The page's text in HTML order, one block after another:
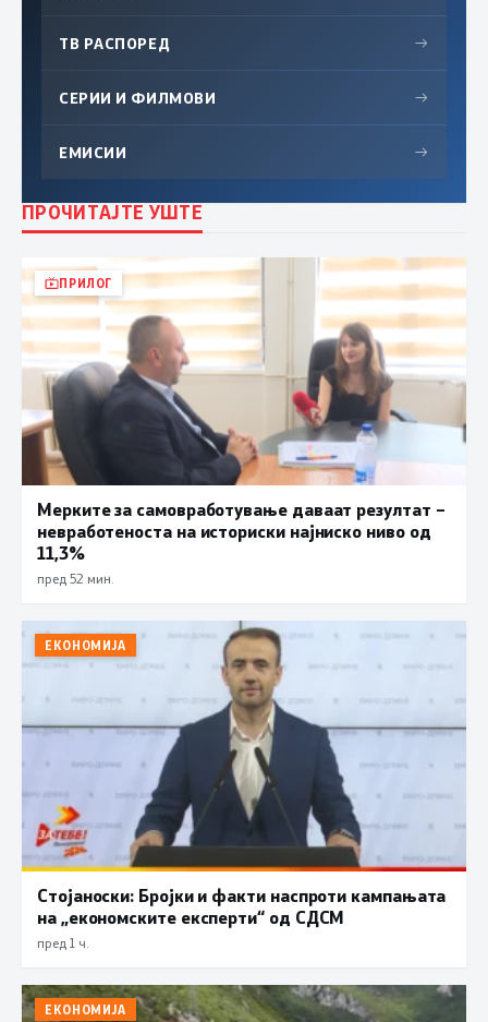
ТВ РАСПОРЕД →
СЕРИИ И ФИЛМОВИ →
ЕМИСИИ →
ПРОЧИТАЈТЕ УШТЕ
ПРИЛОГ
Мерките за самовработување даваат резултат –
невработеноста на историски најниско ниво од
11,3%
пред 52 мин.
ЕКОНОМИЈА
Стојаноски: Бројки и факти наспроти кампањата
на „економските експерти“ од СДСM
пред 1 ч.
ЕКОНОМИЈА